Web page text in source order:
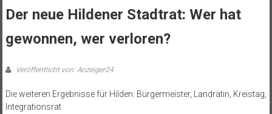
Der neue Hildener Stadtrat: Wer hat
gewonnen, wer verloren?
Veröffentlicht von: Anzeiger24
Die weiteren Ergebnisse für Hilden: Bürgermeister, Landrätin, Kreistag,
Integrationsrat